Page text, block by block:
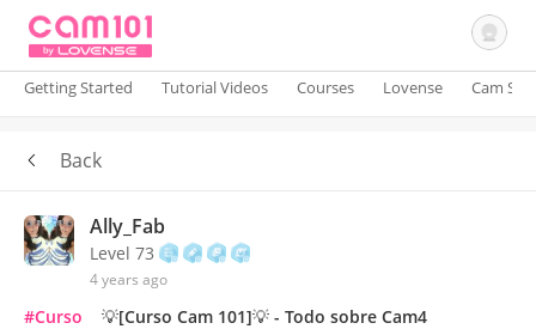
Sign In
Getting Started Tutorial Videos Courses Lovense Cam
Back
Ally_Fab
Level 73
4 years ago
#Curso
💡[Curso Cam 101]💡 - Todo sobre Cam4